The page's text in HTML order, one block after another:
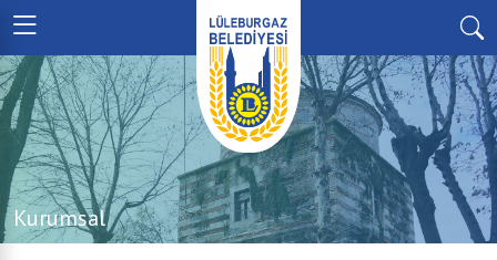
Kurumsal